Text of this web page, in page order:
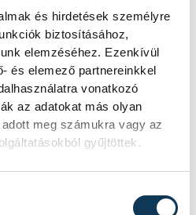
és hirdetések személyre
biztosításához,
elemzéséhez. Ezenkívül
és elemező partnereinkkel
vonatkozó
az adatokat más olyan
meg számukra vagy az
gyűjtöttek.
Gulden lányát,
régi fotókat,
számos izgalmas
velem. Jó érzés
leszármazottjával
az ő személyes
Herend múltját.”